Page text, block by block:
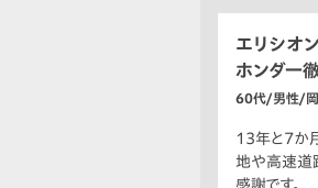
エリシオ
ホンダ一
60代/男性/
13年と7か
地や高速道
感謝です。